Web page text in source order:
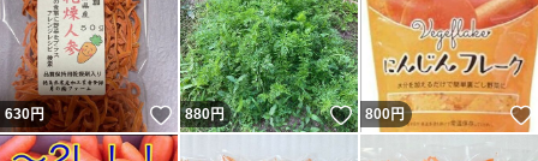
630円 いいね！
880円 いいね！
800円